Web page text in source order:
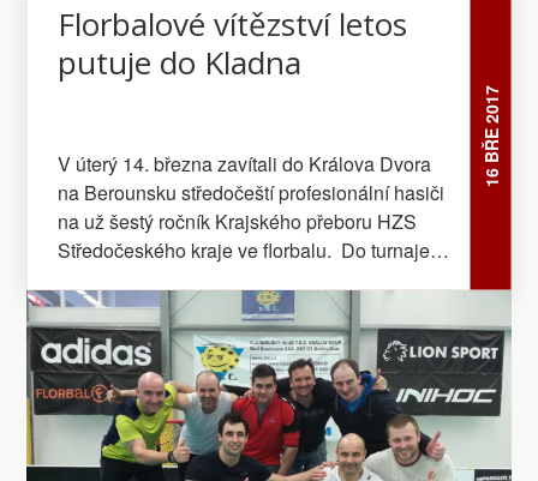
16 BŘE 2017
Florbalové vítězství letos
putuje do Kladna
V úterý 14. března zavítali do Králova Dvora
na Berounsku středočeští profesionální hasiči
na už šestý ročník Krajského přeboru HZS
Středočeského kraje ve florbalu. Do turnaje,
Středočeského kraje ve spolupráci se svým
Sportovním klubem, se přihlásilo rekordních
deset týmů. Krátce po osmé hodině ranní
zahájili rozhodčí úvodním hvizdem první
z celkem 45 zápasů. Po celou dobu soutěže
byla patrná skvělá atmosféra a snaha hráčů o